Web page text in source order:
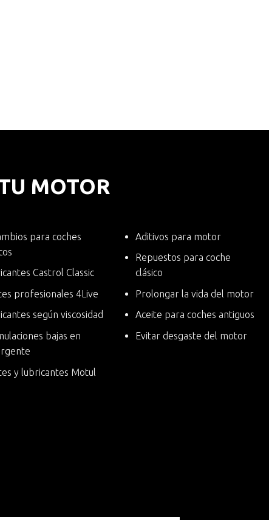
MOTOR
para coches
Castrol Classic
profesionales 4Live
según viscosidad
bajas en
y lubricantes Motul
Aditivos para motor
Repuestos para coche
clásico
Prolongar la vida del motor
Aceite para coches antiguos
Evitar desgaste del motor